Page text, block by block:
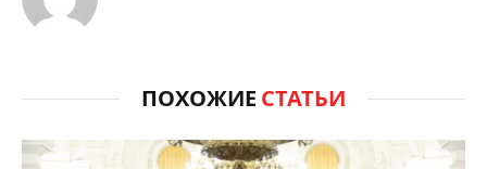
ПОХОЖИЕ СТАТЬИ